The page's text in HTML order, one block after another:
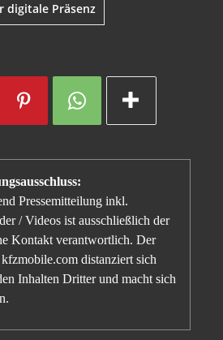
digitale Präsenz
Pressemitteilung inkl.
/ Videos ist ausschließlich der
Kontakt verantwortlich. Der
distanziert sich
Inhalten Dritter und macht sich